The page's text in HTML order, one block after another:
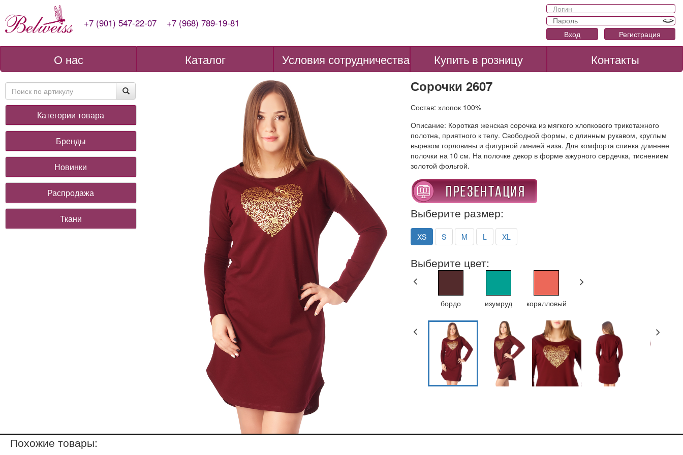
+7 (901) 547-22-07 +7 (968) 789-19-81
Регистрация
Вход
О нас Каталог Условия сотрудничества Купить в розницу Контакты
Категории товара
Бренды
Новинки
Распродажа
Ткани
Сорочки 2607
Состав: хлопок 100%
Описание: Короткая женская сорочка из мягкого хлопкового трикотажного
полотна, приятного к телу. Свободной формы, с длинным рукавом, круглым
вырезом горловины и фигурной линией низа. Для комфорта спинка длиннее
полочки на 10 см. На полочке декор в форме ажурного сердечка, тиснением
золотой фольгой.
Выберите размер:
XS S M L XL
Выберите цвет:
бордо изумруд коралловый
Похожие товары: